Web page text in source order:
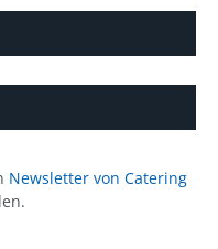
Newsletter von Catering